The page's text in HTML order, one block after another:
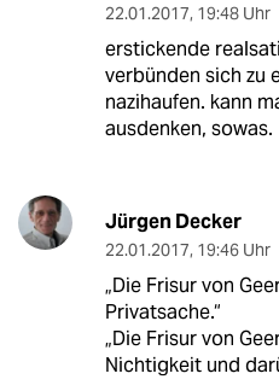
22.01.2017, 19:48 Uhr
erstickende
verbünden sich zu
nazihaufen. kann
ausdenken, sowas.
Jürgen Decker
22.01.2017, 19:46 Uhr
„Die Frisur von
Privatsache.“
„Die Frisur von
Nichtigkeit und